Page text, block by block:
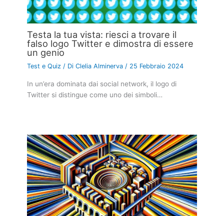
Testa la tua vista: riesci a trovare il
falso logo Twitter e dimostra di essere
un genio
Test e Quiz / DiClelia Alminerva/ 25 Febbraio 2024
In un’era dominata dai social network, il logo di
Twitter si distingue come uno dei simboli…